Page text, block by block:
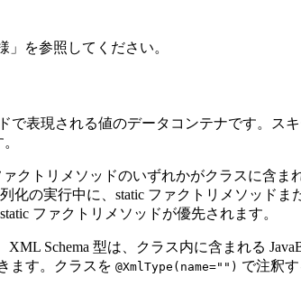
」を参照してください。
で表現される値のデータコンテナです。ス
クトリメソッドのいずれかがクラスに含ま
化の実行中に、static ファクトリメソッド
ファクトリメソッドが優先されます。
Schema 型は、クラス内に含まれる
ます。クラスを @XmlType(name="") で注釈